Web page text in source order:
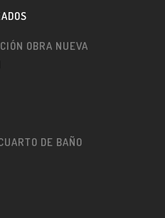
OBRA NUEVA
DE BAÑO